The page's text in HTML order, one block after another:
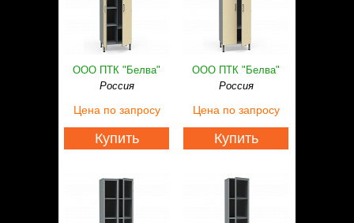
ООО ПТК "Белва"
Россия
Цена по запросу
Купить
ООО ПТК "Белва"
Россия
Цена по запросу
Купить